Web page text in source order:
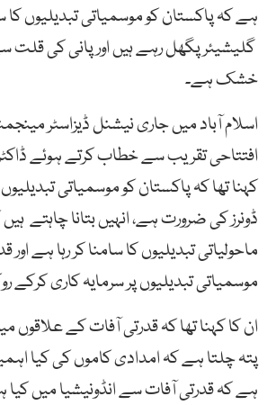
ہے کہ پاکستان کو موسمیاتی تبدیلیوں کا
گلیشیئر پگھل رہے ہیں اور پانی کی قلت
خشک ہے۔
اسلام آباد میں جاری نیشنل ڈیزاسٹر
افتتاحی تقریب سے خطاب کرتے ہوئے
کہنا تھا کہ پاکستان کو موسمیاتی
ڈونرز کی ضرورت ہے، انہیں بتانا چاہتے
ماحولیاتی تبدیلیوں کا سامنا کر رہا ہے اور
موسمیاتی تبدیلیوں پر سرمایہ کاری کرکے
ان کا کہنا تھا کہ قدرتی آفات کے علاقوں
پتہ چلتا ہے کہ امدادی کاموں کی کیا
ہے کہ قدرتی آفات سے انڈونیشیا میں کیا